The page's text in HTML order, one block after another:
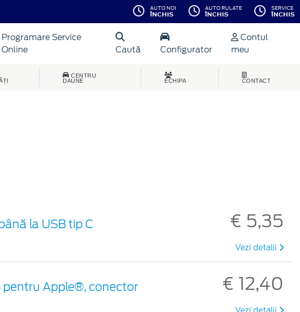
AUTO NOI
ÎNCHIS
AUTO RULATE
ÎNCHIS
SERVICE
ÎNCHIS
Programare Service
Online
Caută Configurator
Contul
meu
CENTRU
DAUNE
ECHIPA CONTACT
la USB tip C € 5,35
Vezi detalii
pentru Apple®, conector
€ 12,40